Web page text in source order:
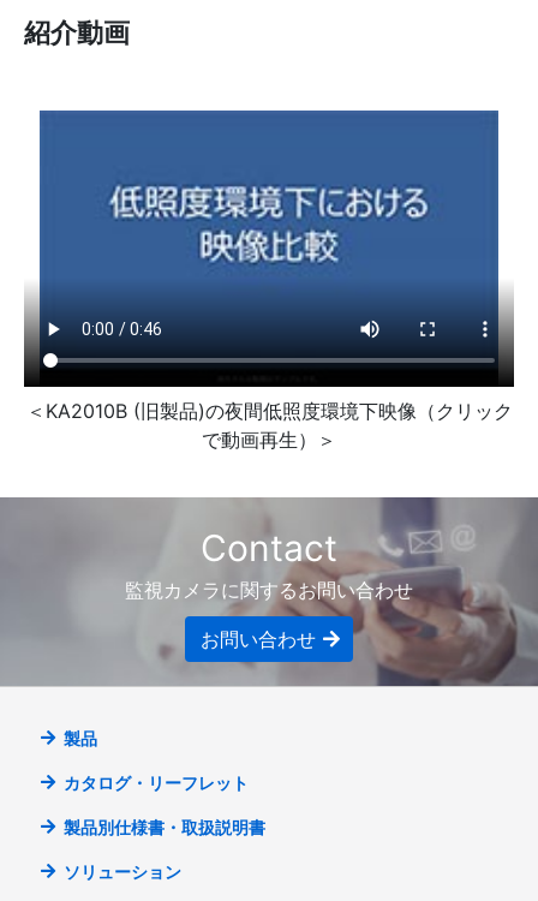
紹介動画
＜KA2010B (旧製品)の夜間低照度環境下映像（クリック
で動画再生）＞
Contact
監視カメラに関するお問い合わせ
お問い合わせ
製品
カタログ・リーフレット
製品別仕様書・取扱説明書
ソリューション